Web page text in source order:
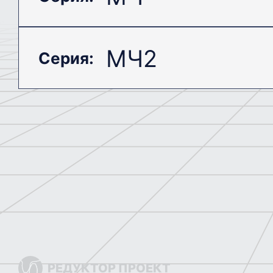
Планетарные мотор-редукторы
Циклоидальные мотор-редукторы
Коническо-цилиндрические мотор-
Цилиндрические мотор-редукторы
25
NMRV-030 (m)
МЧ-40 (МРЧ-40) МЧ-
Серия: МЧ2
МЧ(MCH)-320
РЕДУКТОР ПРОЕКТ